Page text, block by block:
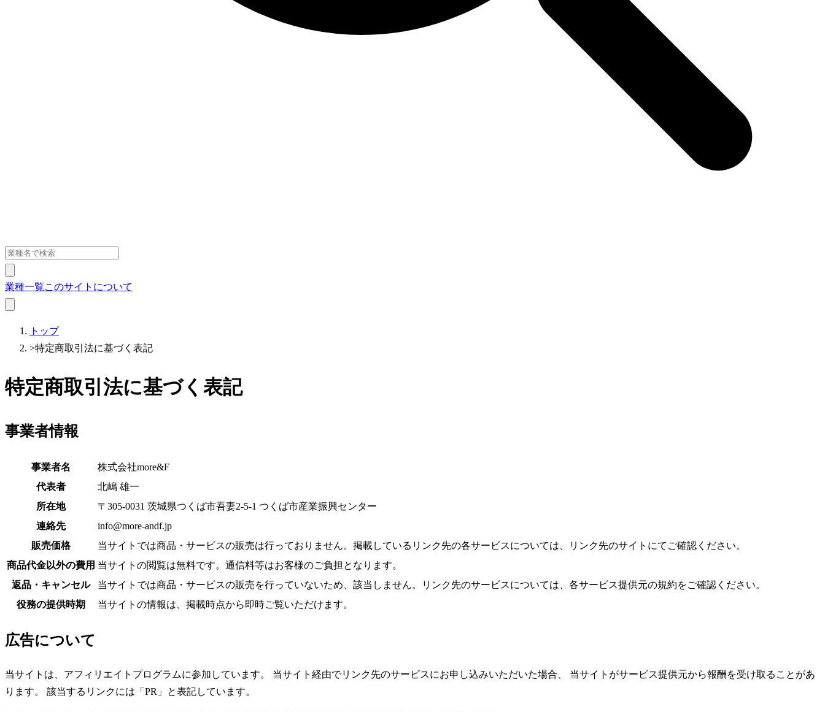
業種一覧このサイトについて
トップ
>特定商取引法に基づく表記
特定商取引法に基づく表記
事業者情報
事業者名
株式会社more&F
代表者
北嶋 雄一
所在地
〒305-0031 茨城県つくば市吾妻2-5-1 つくば市産業振興センター
連絡先
info@more-andf.jp
販売価格
当サイトでは商品・サービスの販売は行っておりません。掲載しているリンク先の各サービスについては、リンク先のサイトにてご確認ください。
商品代金以外の費用 当サイトの閲覧は無料です。通信料等はお客様のご負担となります。
返品・キャンセル
当サイトでは商品・サービスの販売を行っていないため、該当しません。リンク先のサービスについては、各サービス提供元の規約をご確認ください。
役務の提供時期
当サイトの情報は、掲載時点から即時ご覧いただけます。
広告について
当サイトは、アフィリエイトプログラムに参加しています。 当サイト経由でリンク先のサービスにお申し込みいただいた場合、 当サイトがサービス提供元から報酬を受け取ることがあ
ります。 該当するリンクには「PR」と表記しています。